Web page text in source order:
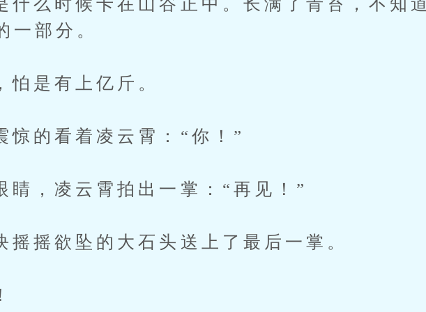
一部分。
有上亿斤。
看着凌云霄：“你！”
凌云霄拍出一掌：“再见！”
欲坠的大石头送上了最后一掌。